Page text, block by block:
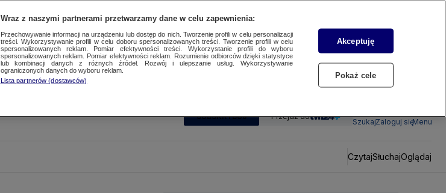
SUBSKRYBUJ Przejdź do
SzukajZaloguj sięMenu
CzytajSłuchajOglądaj
Wraz z naszymi partnerami przetwarzamy dane w celu zapewnienia:
Przechowywanie informacji na urządzeniu lub dostęp do nich. Tworzenie profili w celu personalizacji
treści. Wykorzystywanie profili w celu doboru spersonalizowanych treści. Tworzenie profili w celu
spersonalizowanych reklam. Pomiar efektywności treści. Wykorzystanie profili do wyboru
spersonalizowanych reklam. Pomiar efektywności reklam. Rozumienie odbiorców dzięki statystyce
lub kombinacji danych z różnych źródeł. Rozwój i ulepszanie usług. Wykorzystywanie
ograniczonych danych do wyboru reklam.
Lista partnerów (dostawców)
Akceptuję
Pokaż cele